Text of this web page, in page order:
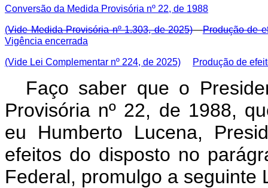
Conversão da Medida Provisória nº 22, de 1988
(Vide Medida Provisória nº 1.303, de 2025)
Produção de
Vigência encerrada
(Vide Lei Complementar nº 224, de 2025)
Produção de
Faço saber que o
Provisória nº 22, de 1988,
eu Humberto Lucena,
efeitos do disposto no
Federal, promulgo a seguinte